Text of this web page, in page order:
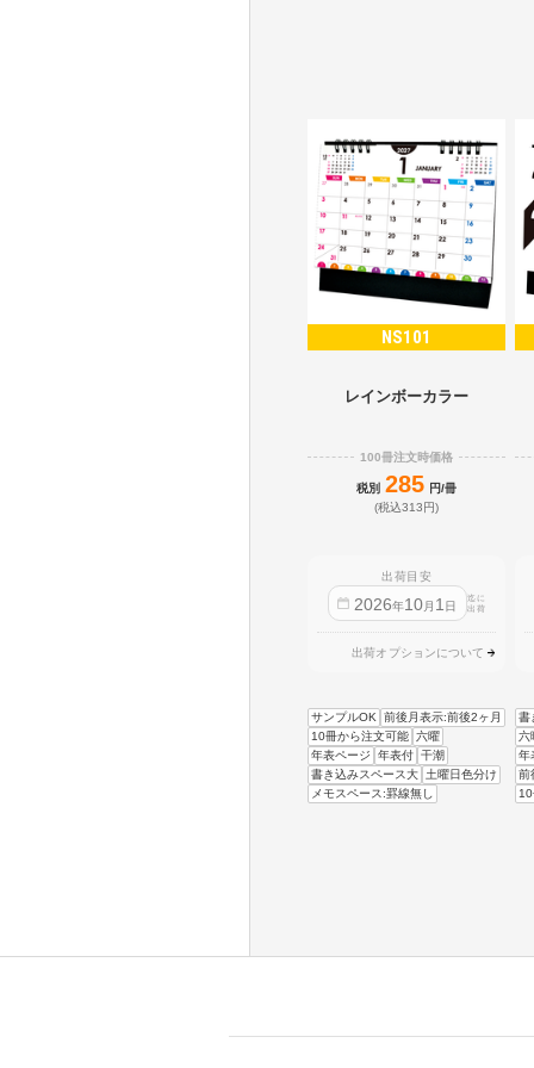
NS101
レインボーカラー
100冊注文時価格
税別 285 円/冊
(税込313円)
出荷目安
2026年10月 1 日
迄に
出荷
出荷オプションについて
サンプルOK
前後月表示:前後2ヶ月
10冊から注文可能 六曜
年表ページ
年表付 干潮
書き込みスペース大
土曜日色分け
メモスペース:罫線無し
書
六
年
前